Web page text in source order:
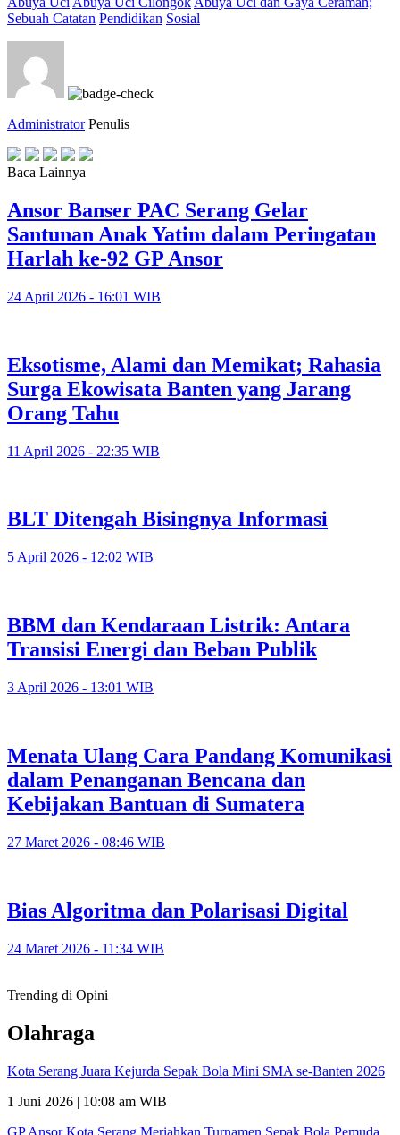
Sebuah Catatan Pendidikan Sosial
Administrator Penulis
Baca Lainnya
Ansor Banser PAC Serang Gelar
Santunan Anak Yatim dalam Peringatan
Harlah ke-92 GP Ansor
24 April 2026 - 16:01 WIB
Eksotisme, Alami dan Memikat; Rahasia
Surga Ekowisata Banten yang Jarang
Orang Tahu
11 April 2026 - 22:35 WIB
BLT Ditengah Bisingnya Informasi
5 April 2026 - 12:02 WIB
BBM dan Kendaraan Listrik: Antara
Transisi Energi dan Beban Publik
3 April 2026 - 13:01 WIB
Menata Ulang Cara Pandang Komunikasi
dalam Penanganan Bencana dan
Kebijakan Bantuan di Sumatera
27 Maret 2026 - 08:46 WIB
Bias Algoritma dan Polarisasi Digital
24 Maret 2026 - 11:34 WIB
Trending di Opini
Olahraga
Kota Serang Juara Kejurda Sepak Bola Mini SMA se-Banten 2026
1 Juni 2026 | 10:08 am WIB
GP Ansor Kota Serang Meriahkan Turnamen Sepak Bola Pemuda